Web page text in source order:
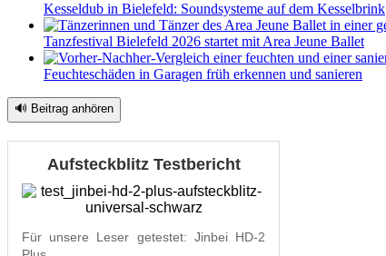
Kesseldub in Bielefeld: Soundsysteme auf dem Kesselbrink
Tanzfestival Bielefeld 2026 startet mit Area Jeune Ballet
Feuchteschäden in Garagen früh erkennen und sanieren
🔊 Beitrag anhören
Aufsteckblitz Testbericht
Für unsere Leser getestet: Jinbei HD-2